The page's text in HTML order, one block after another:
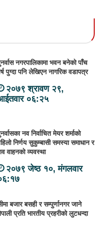
नगरपालिकामा भवन बनेको पाँच
पुग्दा पनि लेखिएन नागरिक वडापत्र
२०७९ श्रावण २९,
०६:२५
नव निर्वाचित मेयर शर्माको
निर्णय सुकुम्बासी समस्या समाधान र
वाहनको व्यवस्था
२०७९ जेष्ठ १०, मंगलवार
बजार बसही र सम्पुर्णानगर जाने
प्रति भारतीय प्रहरीको लुटधन्दा